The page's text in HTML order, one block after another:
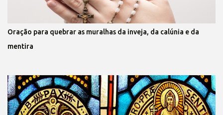
Oração para quebrar as muralhas da inveja, da calúnia e da
mentira